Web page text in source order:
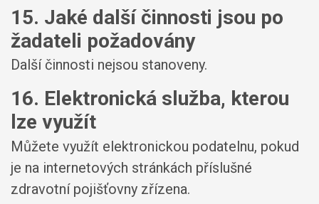
15. Jaké další činnosti jsou po
žadateli požadovány
Další činnosti nejsou stanoveny.
16. Elektronická služba, kterou
lze využít
Můžete využít elektronickou podatelnu, pokud
je na internetových stránkách příslušné
zdravotní pojišťovny zřízena.